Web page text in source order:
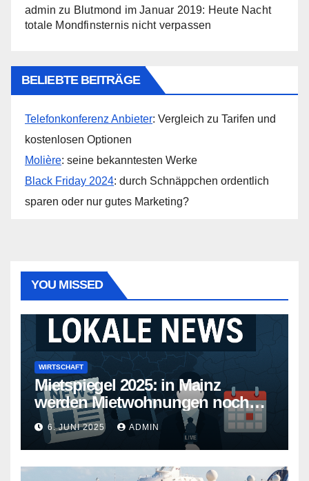
admin zu Blutmond im Januar 2019: Heute Nacht
totale Mondfinsternis nicht verpassen
BELIEBTE BEITRÄGE
Telefonkonferenz Anbieter: Vergleich zu Tarifen und
kostenlosen Optionen
Molière: seine bekanntesten Werke
Black Friday 2024: durch Schnäppchen ordentlich
sparen oder nur gutes Marketing?
YOU MISSED
WIRTSCHAFT
Mietspiegel 2025: in Mainz
werden Mietwohnungen noch
teurer
6. JUNI 2025 ADMIN